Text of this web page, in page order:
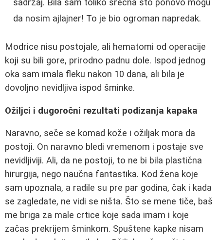
sadržaj. Bila sam toliko srećna što ponovo mogu
da nosim ajlajner! To je bio ogroman napredak.
Modrice nisu postojale, ali hematomi od operacije
koji su bili gore, prirodno padnu dole. Ispod jednog
oka sam imala fleku nakon 10 dana, ali bila je
dovoljno nevidljiva ispod šminke.
Ožiljci i dugoročni rezultati podizanja kapaka
Naravno, seče se komad kože i ožiljak mora da
postoji. On naravno bledi vremenom i postaje sve
nevidljiviji. Ali, da ne postoji, to ne bi bila plastična
hirurgija, nego naučna fantastika. Kod žena koje
sam upoznala, a radile su pre par godina, čak i kada
se zagledate, ne vidi se ništa. Što se mene tiče, baš
me briga za male crtice koje sada imam i koje
začas prekrijem šminkom. Spuštene kapke nisam